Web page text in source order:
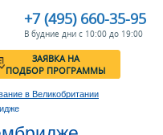
+7 (495) 660-35-95
В будние дни с 10:00 до 19:00
ЗАЯВКА НА
ПОДБОР ПРОГРАММЫ
в Великобритании